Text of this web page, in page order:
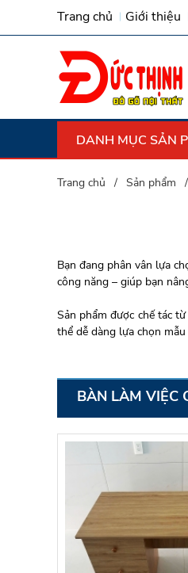
Trang chủ Giới thiệu
DANH MỤC SẢN
Trang chủ Sản phẩm
Bạn đang phân vân lựa
công năng – giúp bạn
Sản phẩm được chế tác từ
thể dễ dàng lựa chọn
BÀN LÀM VIỆC